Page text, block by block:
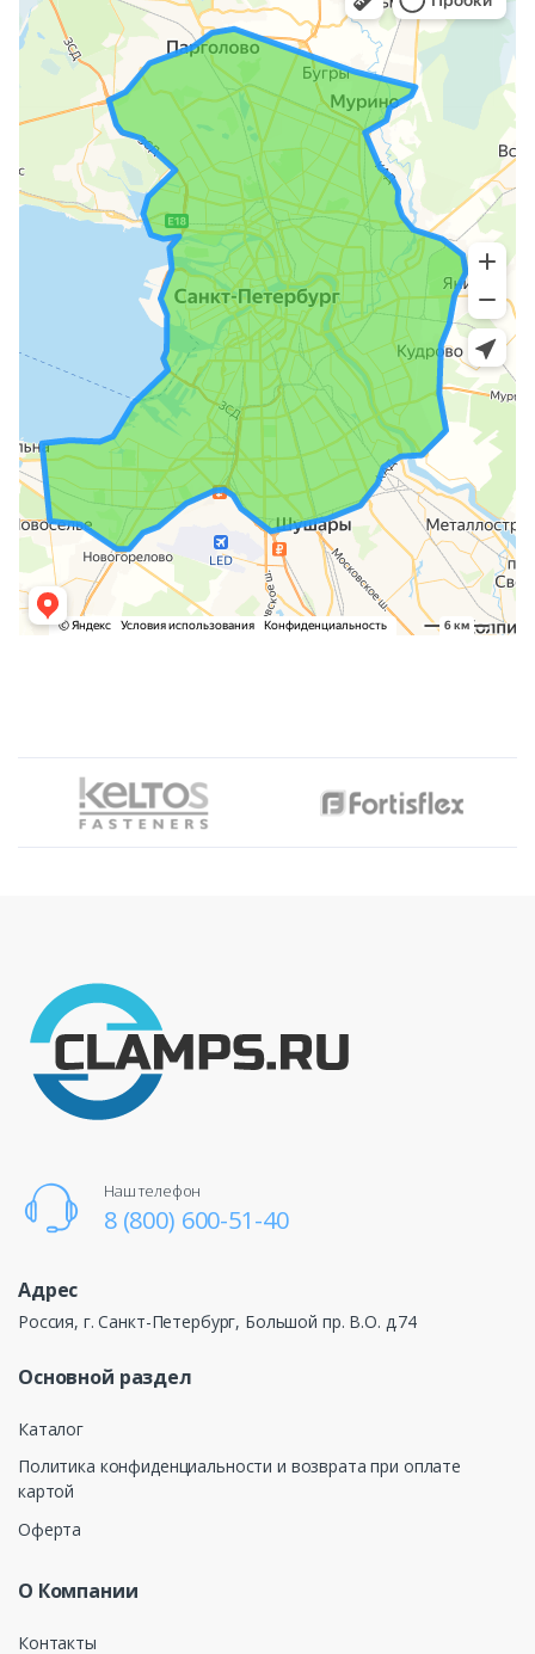
Наш телефон
8 (800) 600-51-40
Адрес
Россия, г. Санкт-Петербург, Большой пр. В.О. д.74
Основной раздел
Каталог
Политика конфиденциальности и возврата при оплате
картой
Оферта
О Компании
Контакты